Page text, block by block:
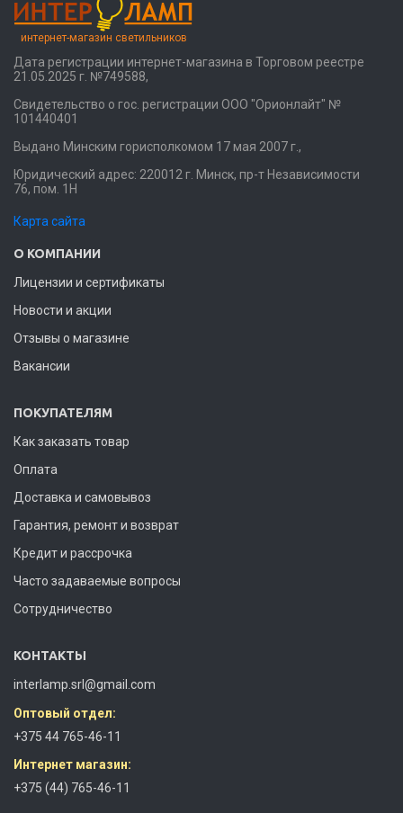
интернет-магазин светильников
Дата регистрации интернет-магазина в Торговом реестре
21.05.2025 г. №749588,
Свидетельство о гос. регистрации ООО "Орионлайт" №
101440401
Выдано Минским горисполкомом 17 мая 2007 г.,
Юридический адрес: 220012 г. Минск, пр-т Независимости
76, пом. 1Н
Карта сайта
О КОМПАНИИ
Лицензии и сертификаты
Новости и акции
Отзывы о магазине
Вакансии
ПОКУПАТЕЛЯМ
Как заказать товар
Оплата
Доставка и самовывоз
Гарантия, ремонт и возврат
Кредит и рассрочка
Часто задаваемые вопросы
Сотрудничество
КОНТАКТЫ
interlamp.srl@gmail.com
Оптовый отдел:
+375 44 765-46-11
Интернет магазин:
+375 (44) 765-46-11